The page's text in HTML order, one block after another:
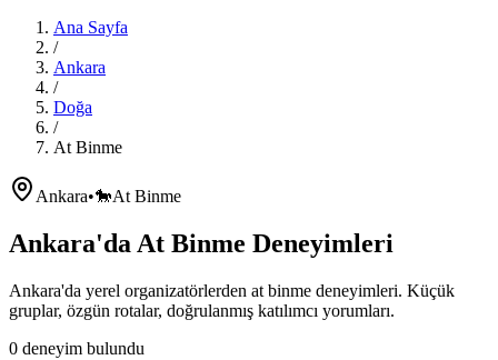
Ana Sayfa
/
Ankara
/
Doğa
/
At Binme
Ankara•🐎At Binme
Ankara'da At Binme Deneyimleri
Ankara'da yerel organizatörlerden at binme deneyimleri. Küçük
gruplar, özgün rotalar, doğrulanmış katılımcı yorumları.
0 deneyim bulundu